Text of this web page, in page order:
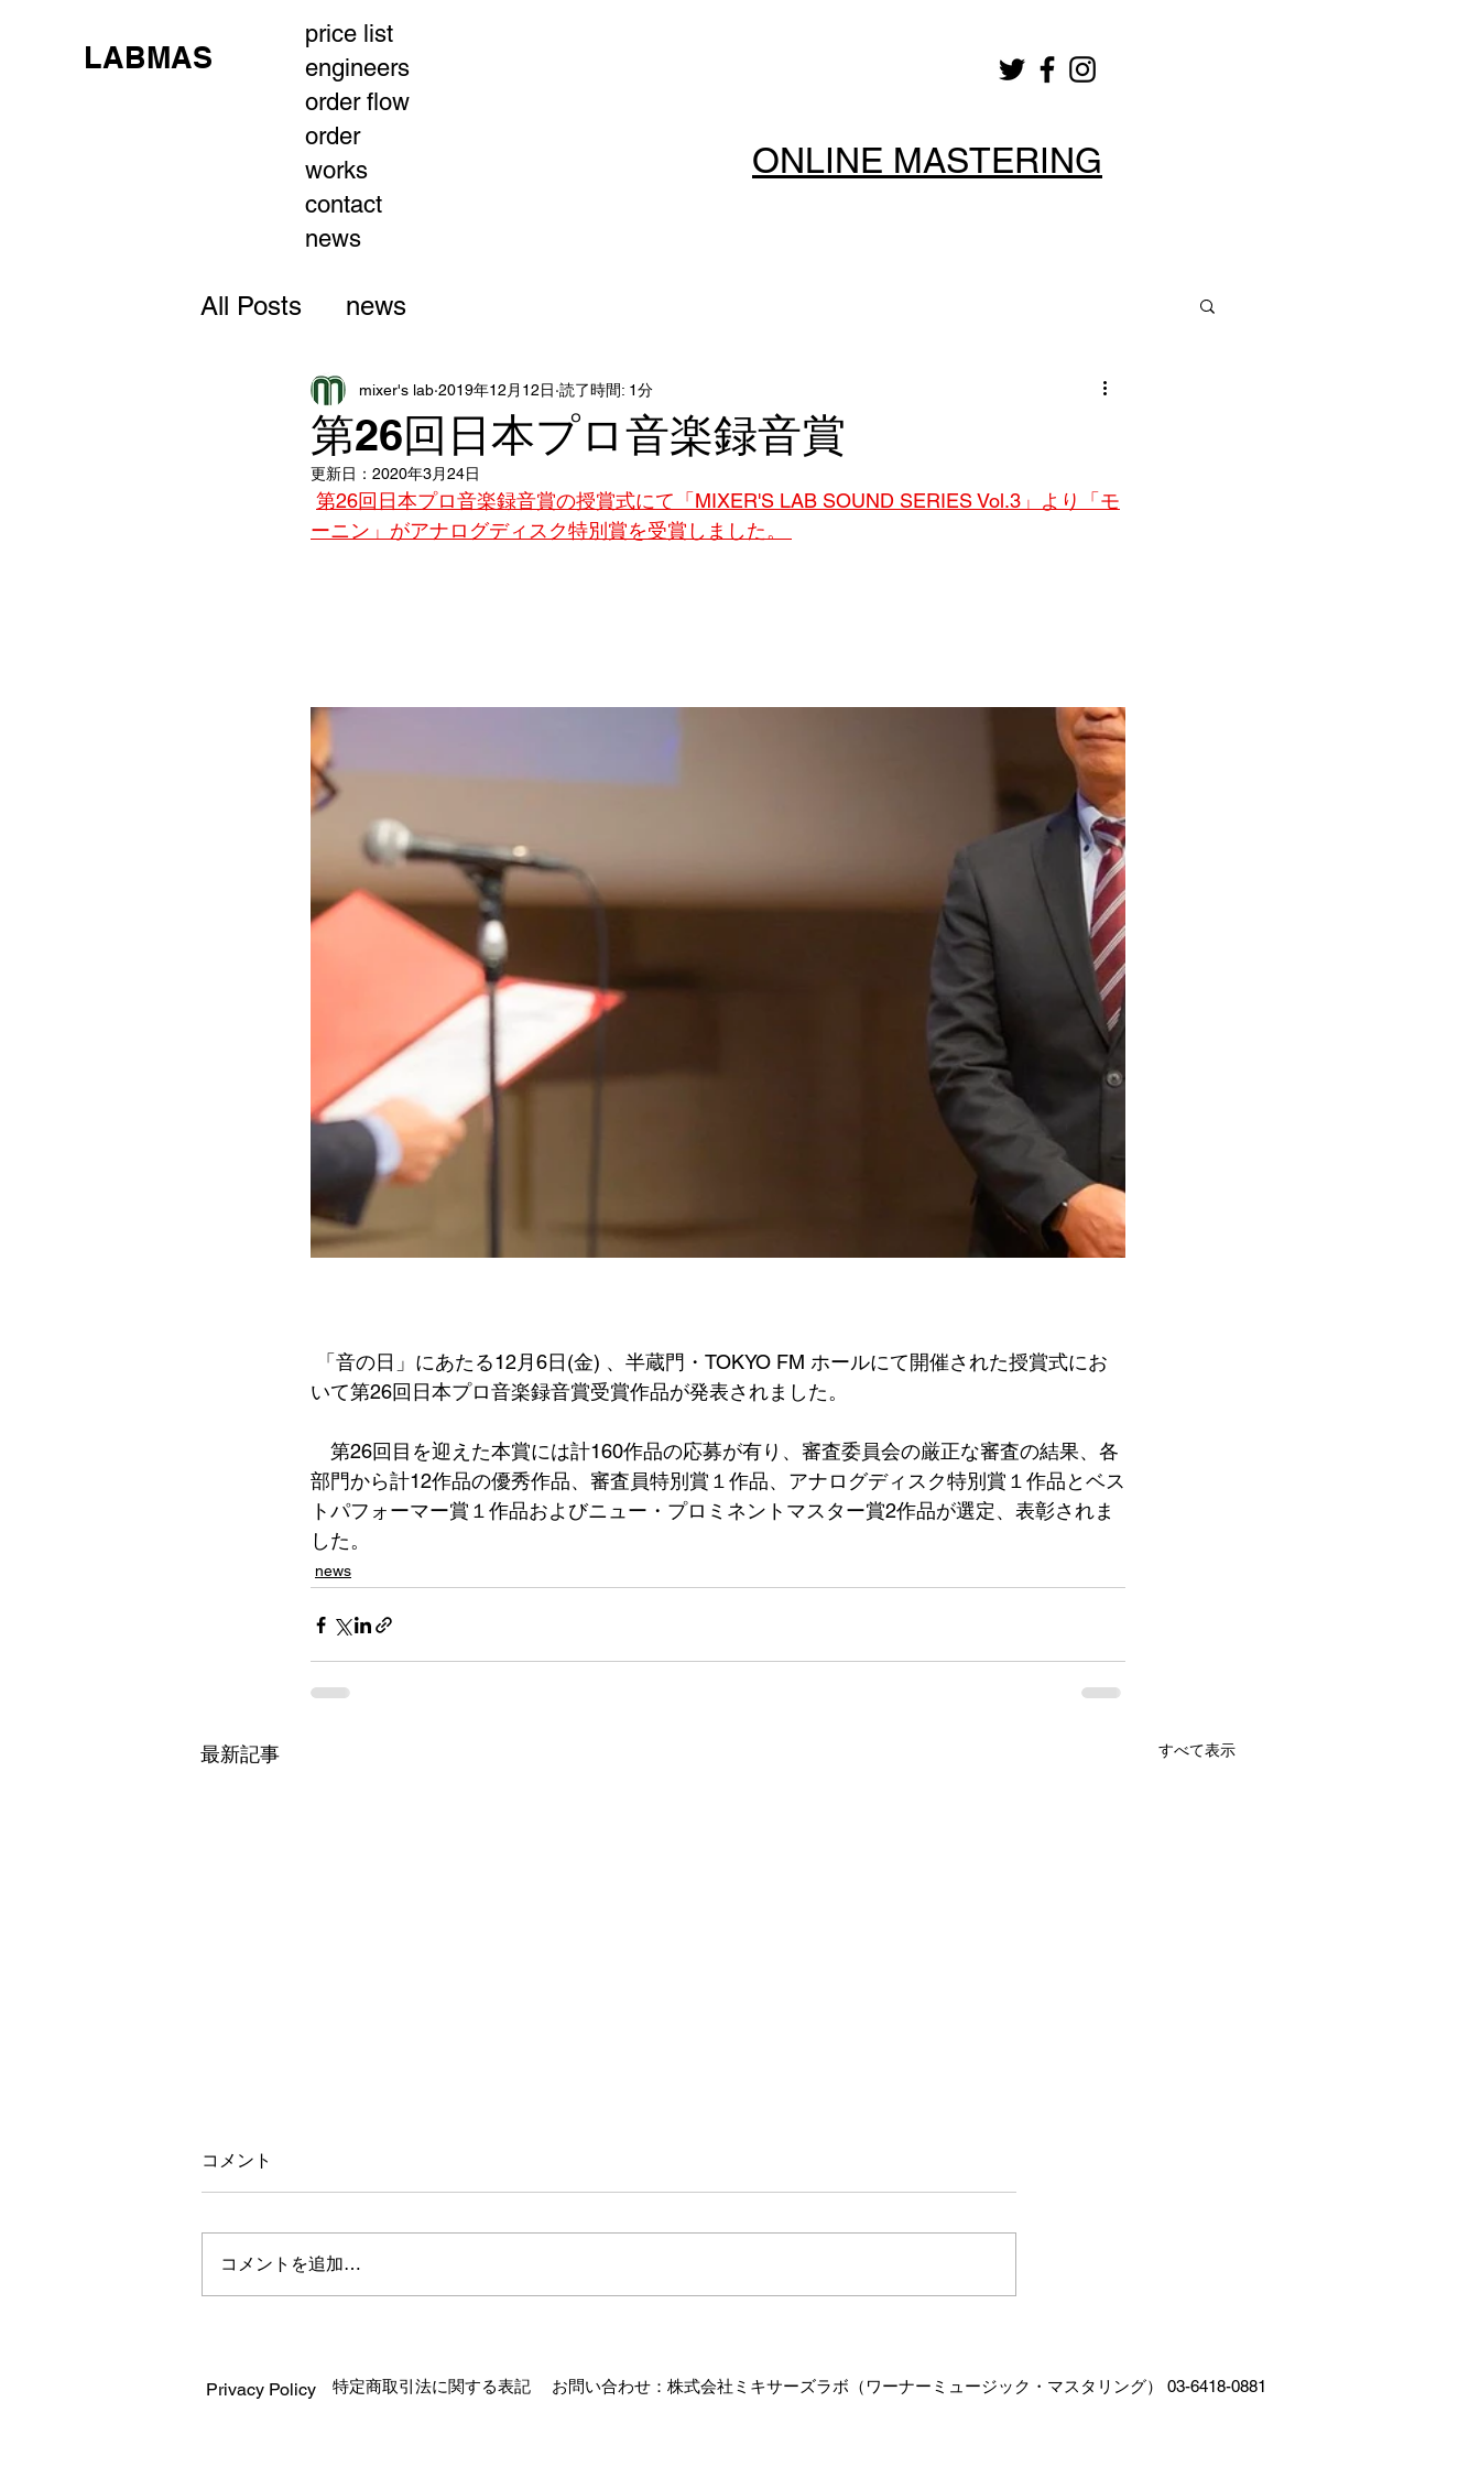
price list
engineers
order flow
order
works
contact
news
LABMAS
ONLINE MASTERING
All Posts news
第26回日本プロ音楽録音賞
mixer's lab 2019年12月12日 読了時間: 1分
更新日： 2020年3月24日
第26回日本プロ音楽録音賞の授賞式にて「MIXER'S LAB SOUND SERIES Vol.3」より「モ
ーニン」がアナログディスク特別賞を受賞しました。
いて第26回日本プロ音楽録音賞受賞作品が発表されました。
第26回目を迎えた本賞には計160作品の応募が有り、審査委員会の厳正な審査の結果、各
部門から計12作品の優秀作品、審査員特別賞１作品、アナログディスク特別賞１作品とベス
トパフォーマー賞１作品およびニュー・プロミネントマスター賞2作品が選定、表彰されま
した。
news
最新記事 すべて表示
コメント
コメントを追加…
Privacy Policy 特定商取引法に関する表記 お問い合わせ ：株式会社ミキサーズラボ​（ワーナーミュージック・マスタリング） 03-6418-0881